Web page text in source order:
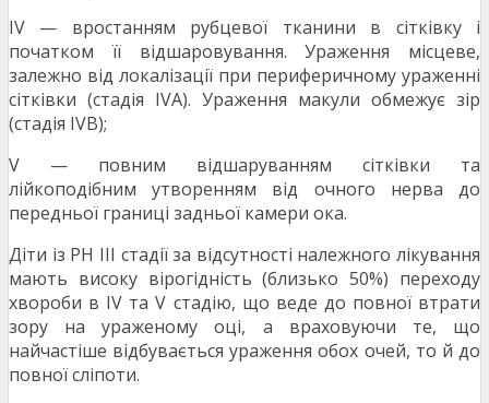
ІV — вростанням рубцевої тканини в сітківку і
початком її відшаровування. Ураження місцеве,
залежно від локалізації при периферичному ураженні
сітківки (стадія ІVА). Ураження макули обмежує зір
(стадія ІVВ);
V — повним відшаруванням сітківки та
лійкоподібним утворенням від очного нерва до
передньої границі задньої камери ока.
Діти із РН ІІІ стадії за відсутності належного лікування
мають високу вірогідність (близько 50%) переходу
хвороби в ІV та V стадію, що веде до повної втрати
зору на ураженому оці, а враховуючи те, що
найчастіше відбувається ураження обох очей, то й до
повної сліпоти.